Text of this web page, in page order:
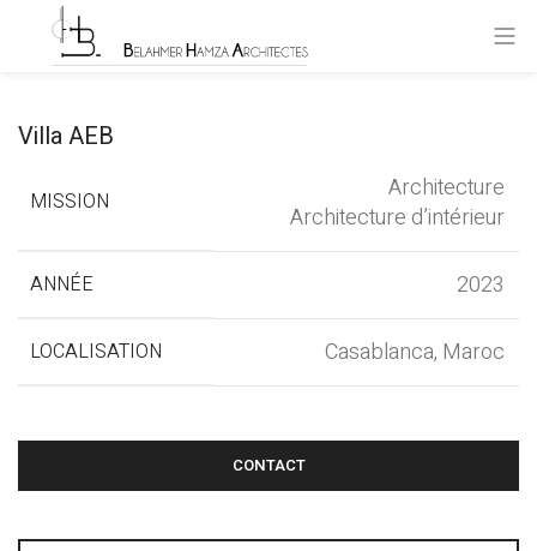
Villa AEB
MISSION
Architecture
Architecture d’intérieur
ANNÉE 2023
LOCALISATION Casablanca, Maroc
CONTACT